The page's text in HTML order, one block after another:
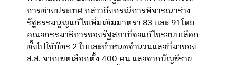
การต่างประเทศ กล่าวถึงกรณีการพิจารณาร่าง
รัฐธรรมนูญแก้ไขเพิ่มเติมมาตรา 83 และ 91โดย
คณะกรรมาธิการของรัฐสภาที่จะแก้ไขระบบเลือก
ตั้งไปใช้บัตร 2 ใบและกำหนดจำนวนและที่มาของ
ส.ส. จากเขตเลือกตั้ง 400 คน และจากบัญชีราย